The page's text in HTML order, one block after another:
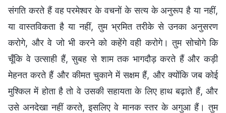
संगति करते हैं वह परमेश्वर के वचनों के सत्य के अनुरूप है या नहीं,
या वास्तविकता है या नहीं, तुम भ्रमित तरीके से उनका अनुसरण
करोगे, और वे जो भी करने को कहेंगे वही करोगे। तुम सोचोगे कि
चूँकि वे उत्साही हैं, सुबह से शाम तक भागदौड़ करते हैं और कड़ी
मेहनत करते हैं और कीमत चुकाने में सक्षम हैं, और क्योंकि जब कोई
मुश्किल में होता है तो वे उसकी सहायता के लिए हाथ बढ़ाते हैं, और
उसे अनदेखा नहीं करते, इसलिए वे मानक स्तर के अगुआ हैं। तुम